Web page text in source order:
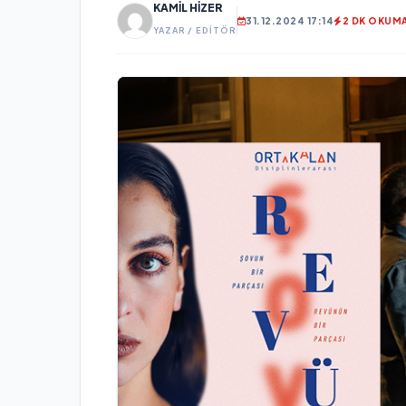
KAMIL HIZER
YAZAR / EDITÖR
31.12.2024 17:14 2 DK